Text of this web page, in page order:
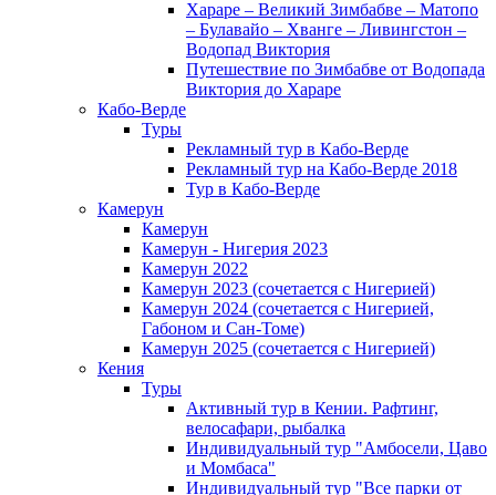
Хараре – Великий Зимбабве – Матопо
– Булавайо – Хванге – Ливингстон –
Водопад Виктория
Путешествие по Зимбабве от Водопада
Виктория до Хараре
Кабо-Верде
Туры
Рекламный тур в Кабо-Верде
Рекламный тур на Кабо-Верде 2018
Тур в Кабо-Верде
Камерун
Камерун
Камерун - Нигерия 2023
Камерун 2022
Камерун 2023 (сочетается с Нигерией)
Камерун 2024 (сочетается с Нигерией,
Габоном и Сан-Томе)
Камерун 2025 (сочетается с Нигерией)
Кения
Туры
Активный тур в Кении. Рафтинг,
велосафари, рыбалка
Индивидуальный тур "Амбосели, Цаво
и Момбаса"
Индивидуальный тур "Все парки от